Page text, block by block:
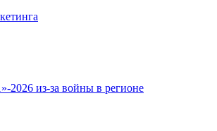
2026 из-за войны в регионе